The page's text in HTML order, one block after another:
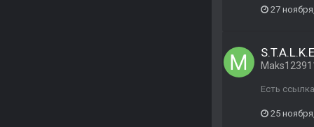
27
Есть
25